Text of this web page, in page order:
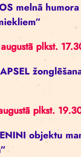
melnā
plkst.
plkst.
objektu